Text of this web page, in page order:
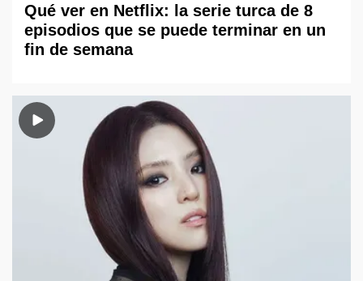
Qué ver en Netflix: la serie turca de 8
episodios que se puede terminar en un
fin de semana